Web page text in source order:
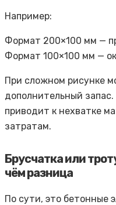
Например:
Формат 200×100 мм —
Формат 100×100 мм —
При сложном рисунке
дополнительный
приводит к нехватке
затратам.
Брусчатка или
чём разница
По сути, это бетонные